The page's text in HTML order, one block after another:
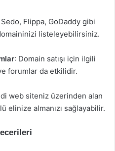
Sedo, Flippa, GoDaddy gibi
listeleyebilirsiniz.
: Domain satışı için ilgili
forumlar da etkilidir.
web siteniz üzerinden alan
elinize almanızı sağlayabilir.